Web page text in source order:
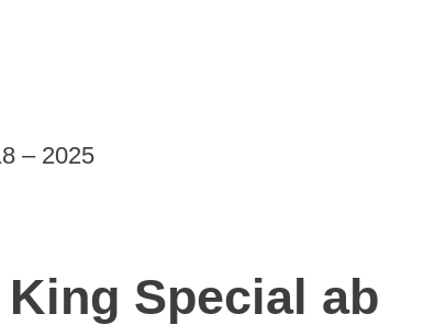
– 2025
Special ab